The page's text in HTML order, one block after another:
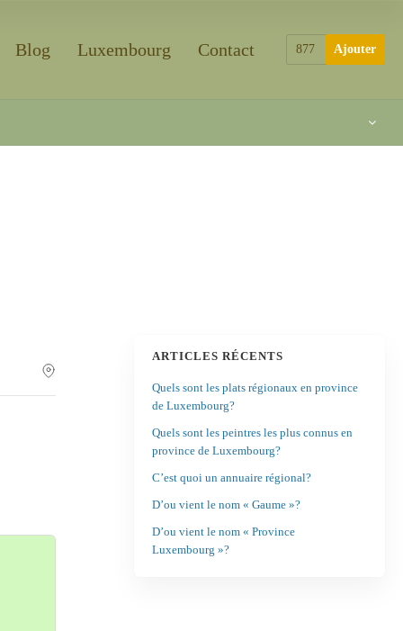
Blog Luxembourg Contact 877 Ajouter
ARTICLES RÉCENTS
Quels sont les plats régionaux en province
de Luxembourg?
Quels sont les peintres les plus connus en
province de Luxembourg?
C’est quoi un annuaire régional?
D’ou vient le nom « Gaume »?
D’ou vient le nom « Province
Luxembourg »?